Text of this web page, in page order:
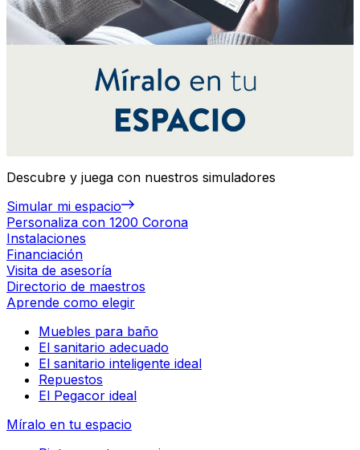
Descubre y juega con nuestros simuladores
Simular mi espacio
Personaliza con 1200 Corona
Instalaciones
Financiación
Visita de asesoría
Directorio de maestros
Aprende como elegir
Muebles para baño
El sanitario adecuado
El sanitario inteligente ideal
Repuestos
El Pegacor ideal
Míralo en tu espacio